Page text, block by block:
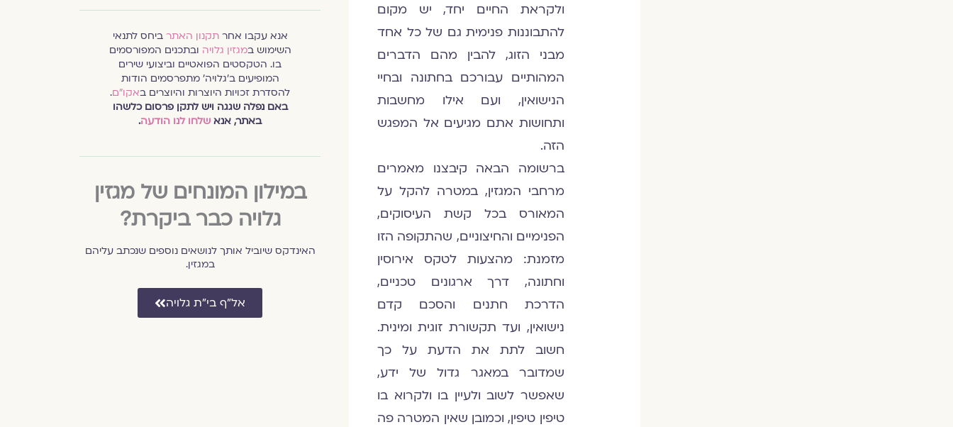
ולקראת החיים יחד, יש מקום
להתבוננות פנימית גם של כל אחד
מבני הזוג, להבין מהם הדברים
המהותיים עבורכם בחתונה ובחיי
הנישואין, ועם אילו מחשבות
ותחושות אתם מגיעים אל המפגש
הזה.
ברשומה הבאה קיבצנו מאמרים
מרחבי המגזין, במטרה להקל על
המאורס בכל קשת העיסוקים,
הפנימיים והחיצוניים, שהתקופה הזו
מזמנת: מהצעות לטקס אירוסין
וחתונה, דרך ארגונים טכניים,
הדרכת חתנים והסכם קדם
נישואין, ועד תקשורת זוגית ומינית.
חשוב לתת את הדעת על כך
שמדובר במאגר גדול של ידע,
שאפשר לשוב ולעיין בו ולקרוא בו
טיפין טיפין, וכמובן שאין המטרה פה
אנא עקבו אחרתקנון האתר ביחס לתנאי
השימוש במגזין גלויה ובתכנים המפורסמים
בו. הטקסטים הפואטיים וביצועי שירים
המופיעים ב׳גלויה׳ מתפרסמים הודות
להסדרת זכויות היוצרות והיוצרים באקו״ם.
באם נפלה שגגה ויש לתקן פרסום כלשהו
באתר, אנא שלחו לנו הודעה.
במילון המונחים של מגזין
גלויה כבר ביקרת?
האינדקס שיוביל אותך לנושאים נוספים שנכתב עליהם
במגזין.
אל״ף בי״ת גלויה